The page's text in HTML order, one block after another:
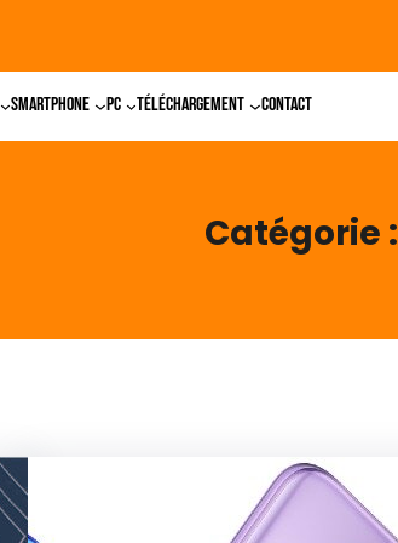
Smartphone PC Téléchargement Contact
Catégorie :